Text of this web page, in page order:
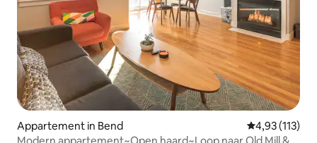
Appartement in Bend Gemiddelde
4,93 (113)